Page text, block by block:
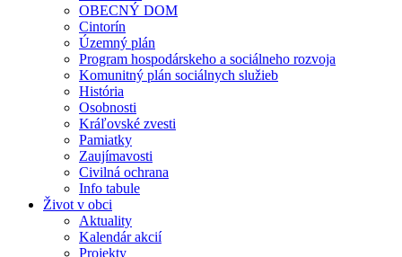
OBECNÝ DOM
Cintorín
Územný plán
Program hospodárskeho a sociálneho rozvoja
Komunitný plán sociálnych služieb
História
Osobnosti
Kráľovské zvesti
Pamiatky
Zaujímavosti
Civilná ochrana
Info tabule
Život v obci
Aktuality
Kalendár akcií
Projekty